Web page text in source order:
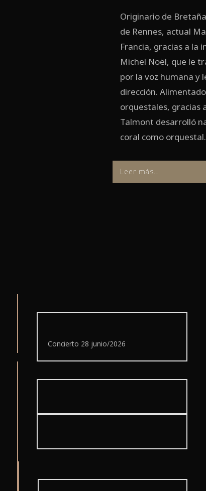
Originario de
de Rennes, actual
Francia, gracias a la
Michel Noël, que le
por la voz humana y
dirección.
orquestales, gracias
Talmont desarrolló
coral como orquestal.
Leer más…
Concierto 28 junio/2026